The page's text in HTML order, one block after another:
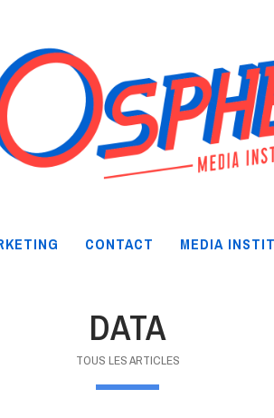
CONTACT MEDIA
DATA
TOUS LES ARTICLES